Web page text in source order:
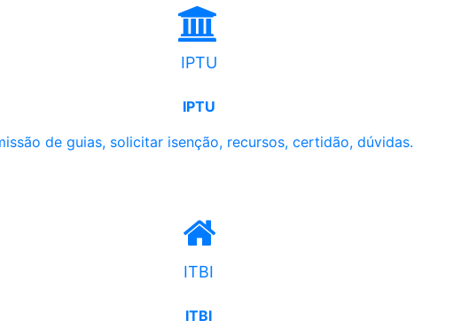
IPTU
IPTU
de guias, solicitar isenção, recursos, certidão, dúvidas.
ITBI
ITBI